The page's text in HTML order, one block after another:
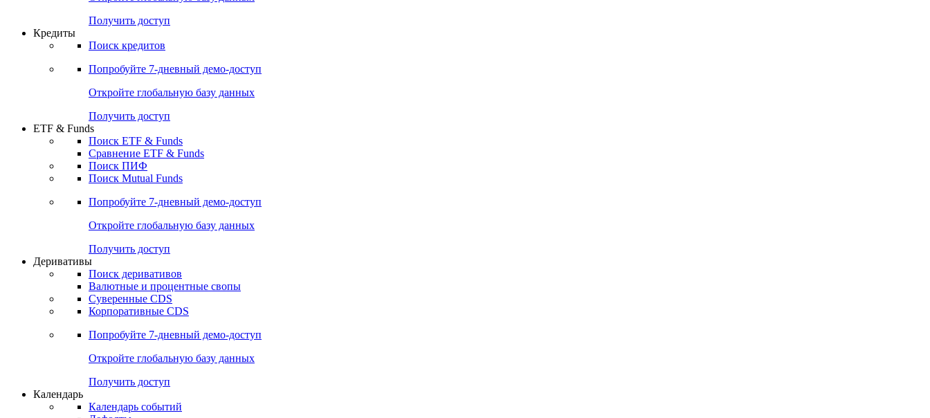
Попробуйте7-дневный
Откройте глобальную базу данных
Получить доступ
Кредиты
Поиск кредитов
Попробуйте7-дневный
Откройте глобальную базу данных
Получить доступ
ETF & Funds
Поиск ETF & Funds
Сравнение ETF & Funds
Поиск ПИФ
Поиск Mutual Funds
Попробуйте7-дневный
Откройте глобальную базу данных
Получить доступ
Деривативы
Поиск деривативов
Валютные и процентные свопы
Суверенные CDS
Корпоративные CDS
Попробуйте7-дневный
Откройте глобальную базу данных